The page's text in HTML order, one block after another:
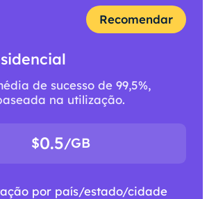
Recomendar
de sucesso de 99,5%,
na utilização.
$0.5/GB
por país/estado/cidade